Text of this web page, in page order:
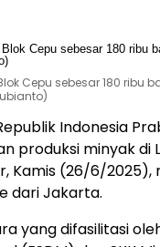
Cepu sebesar 180
Republik Indonesia
produksi minyak di
Kamis (26/6/2025),
dari Jakarta.
yang difasilitasi